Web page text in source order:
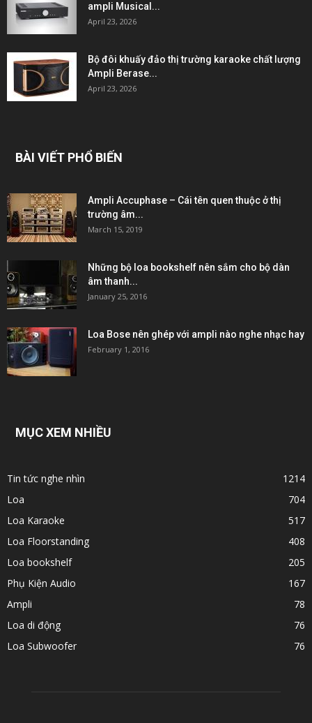
ampli Musical...
April 23, 2026
Bộ đôi khuấy đảo thị trường karaoke chất lượng
Ampli Berase...
April 23, 2026
BÀI VIẾT PHỔ BIẾN
Ampli Accuphase – Cái tên quen thuộc ở thị
trường âm...
March 15, 2019
Những bộ loa bookshelf nên sắm cho bộ dàn
âm thanh...
January 25, 2016
Loa Bose nên ghép với ampli nào nghe nhạc hay
February 1, 2016
MỤC XEM NHIỀU
Tin tức nghe nhìn
1214
Loa
704
Loa Karaoke
517
Loa Floorstanding
408
Loa bookshelf
205
Phụ Kiện Audio
167
Ampli
78
Loa di động
76
Loa Subwoofer
76